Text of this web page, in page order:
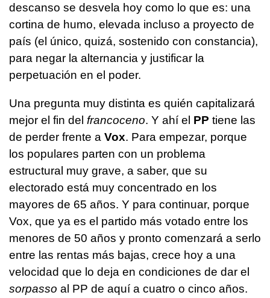
descanso se desvela hoy como lo que es: una
cortina de humo, elevada incluso a proyecto de
país (el único, quizá, sostenido con constancia),
para negar la alternancia y justificar la
perpetuación en el poder.
Una pregunta muy distinta es quién capitalizará
mejor el fin del francoceno. Y ahí el PP tiene las
de perder frente a Vox. Para empezar, porque
los populares parten con un problema
estructural muy grave, a saber, que su
electorado está muy concentrado en los
mayores de 65 años. Y para continuar, porque
Vox, que ya es el partido más votado entre los
menores de 50 años y pronto comenzará a serlo
entre las rentas más bajas, crece hoy a una
velocidad que lo deja en condiciones de dar el
sorpasso al PP de aquí a cuatro o cinco años.